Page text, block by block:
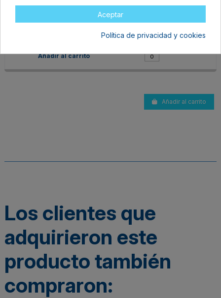
TALLA ÚNICA ADULTO
Añadir al carrito
Los clientes que
adquirieron este
producto también
compraron:
Aceptar
Política de privacidad y cookies